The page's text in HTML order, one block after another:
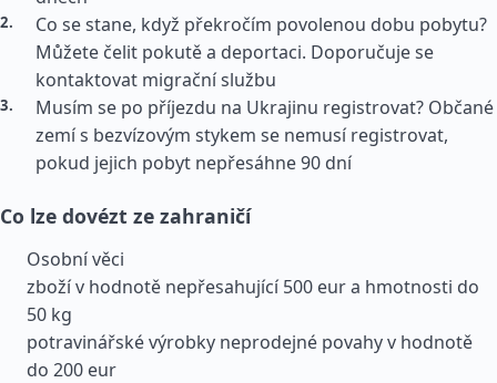
Co se stane, když překročím povolenou dobu pobytu?
Můžete čelit pokutě a deportaci. Doporučuje se
kontaktovat migrační službu
Musím se po příjezdu na Ukrajinu registrovat? Občané
zemí s bezvízovým stykem se nemusí registrovat,
pokud jejich pobyt nepřesáhne 90 dní
Co lze dovézt ze zahraničí
Osobní věci
zboží v hodnotě nepřesahující 500 eur a hmotnosti do
50 kg
potravinářské výrobky neprodejné povahy v hodnotě
do 200 eur